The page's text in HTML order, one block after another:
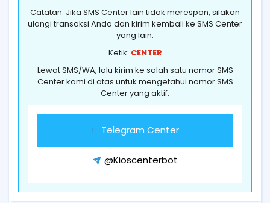
Catatan: Jika SMS Center lain tidak merespon, silakan
ulangi transaksi Anda dan kirim kembali ke SMS Center
yang lain.
Ketik: CENTER
Lewat SMS/WA, lalu kirim ke salah satu nomor SMS
Center kami di atas untuk mengetahui nomor SMS
Center yang aktif.
Telegram Center
@Kioscenterbot